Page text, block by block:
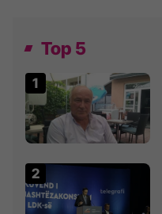
Top 5